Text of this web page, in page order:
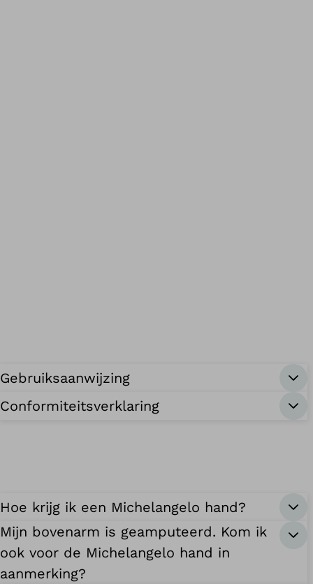
Gebruiksaanwijzing
Conformiteitsverklaring
Hoe krijg ik een Michelangelo hand?
Mijn bovenarm is geamputeerd. Kom ik
ook voor de Michelangelo hand in
aanmerking?